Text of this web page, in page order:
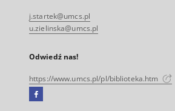
j.startek@umcs.pl
u.zielinska@umcs.pl
Odwiedź nas!
https://www.umcs.pl/pl/biblioteka.htm
Facebook